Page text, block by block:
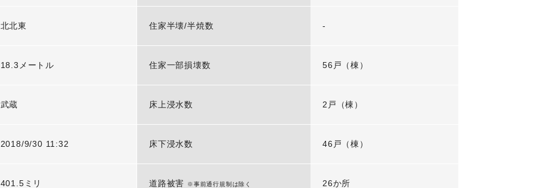
北北東
18.3メートル
武蔵
2018/9/30 11:32
401.5ミリ
住家半壊/半焼数 -
住家一部損壊数 56戸（棟）
床上浸水数 2戸（棟）
床下浸水数 46戸（棟）
道路被害 ※事前通行規制は除く 26か所